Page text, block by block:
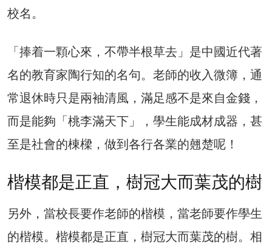
校名。
「捧着一顆心來，不帶半根草去」是中國近代著
名的教育家陶行知的名句。老師的收入微簿，通
常退休時只是兩袖清風，滿足感不是來自金錢，
而是能夠「桃李滿天下」，學生能成材成器，甚
至是社會的棟樑，做到各行各業的翹楚呢！
楷模都是正直，樹冠大而葉茂的樹
另外，當校長要作老師的楷模，當老師要作學生
的楷模。楷模都是正直，樹冠大而葉茂的樹。相